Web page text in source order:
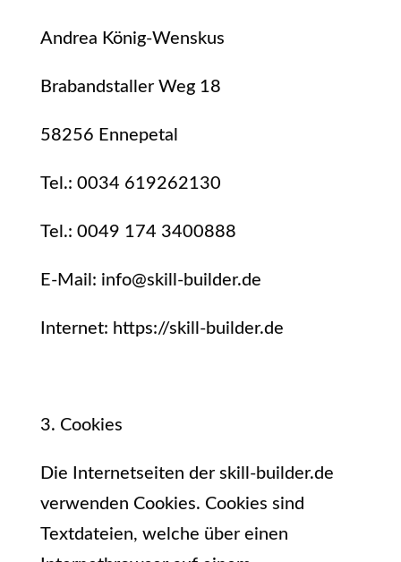
Andrea König-Wenskus
Brabandstaller Weg 18
58256 Ennepetal
Tel.: 0034 619262130
Tel.: 0049 174 3400888
E-Mail: info@skill-builder.de
Internet: https://skill-builder.de
3. Cookies
Die Internetseiten der skill-builder.de
verwenden Cookies. Cookies sind
Textdateien, welche über einen